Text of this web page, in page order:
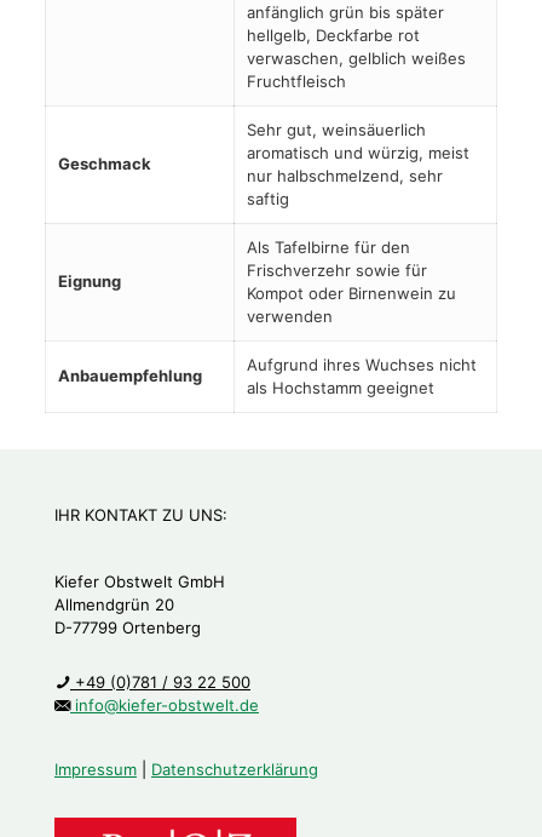
anfänglich grün bis später
hellgelb, Deckfarbe rot
verwaschen, gelblich weißes
Fruchtfleisch
Geschmack
Sehr gut, weinsäuerlich
aromatisch und würzig, meist
nur halbschmelzend, sehr
saftig
Eignung
Als Tafelbirne für den
Frischverzehr sowie für
Kompot oder Birnenwein zu
verwenden
Anbauempfehlung
Aufgrund ihres Wuchses nicht
als Hochstamm geeignet
IHR KONTAKT ZU UNS:
Kiefer Obstwelt GmbH
Allmendgrün 20
D-77799 Ortenberg
+49 (0)781 / 93 22 500
info@kiefer-obstwelt.de
Impressum Datenschutzerklärung